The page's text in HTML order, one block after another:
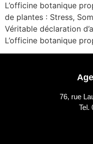
L’officine botanique
de plantes : Stress,
Véritable déclaration
L’officine botanique
76, rue
Tel.